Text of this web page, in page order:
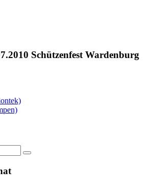
Schützenfest Wardenburg
Suchen